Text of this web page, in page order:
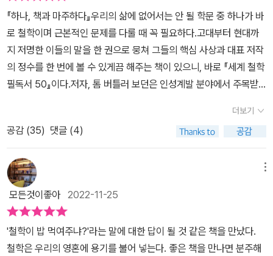
『하나, 책과 마주하다』우리의 삶에 없어서는 안 될 학문 중 하나가 바
로 철학이며 근본적인 문제를 다룰 때 꼭 필요하다.고대부터 현대까
지 저명한 이들의 말을 한 권으로 뭉쳐 그들의 핵심 사상과 대표 저작
의 정수를 한 번에 볼 수 있게끔 해주는 책이 있으니, 바로 『세계 철학
필독서 50』이다.저자, 톰 버틀러 보던은 인성계발 분야에서 주목받
과 호주를 오가며 꾸준히 집필과 세미나 활동을 펼치고 있으며 자기
계발 및 성공철학에 대한 웹사이트를 운영하고 있다.그의 첫 번째 책
인 『내 인생의 탐나는 자기계발 50』은 ‘가능성의 학문에 결정적인 길
잡이가 됐다’는 호평과 함께 벤야민 프랭클린 상을 수상했으며 《For
ward》지가 선정한‘올해의 책’에 뽑혔다.자기계발과 성공철학, 심리
학, 영혼을 울리는 고전 등 인간의 삶에 뿌리를 두고 있는 학문 분야의
명저들을 가려 뽑고 그 안내서를 만들기 위해 수백 권의 책을 읽고 분
석하는 데만 10여 년을 보냈다.이후 『내 인생의 탐나는 영혼의 책 5
더보기
공감 (35) 댓글 (4)
모든것이좋아2022-11-25
'철학이 밥 먹여주냐?'라는 말에 대한 답이 될 것 같은 책을 만났다.
철학은 우리의 영혼에 용기를 불어 넣는다. 좋은 책을 만나면 분주해